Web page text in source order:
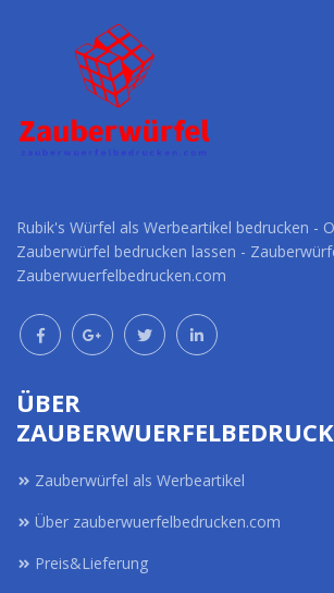
Rubik's Würfel als Werbeartikel bedrucken -
Zauberwürfel bedrucken lassen -
Zauberwuerfelbedrucken.com
ÜBER
Zauberwürfel als Werbeartikel
Über zauberwuerfelbedrucken.com
Preis&Lieferung